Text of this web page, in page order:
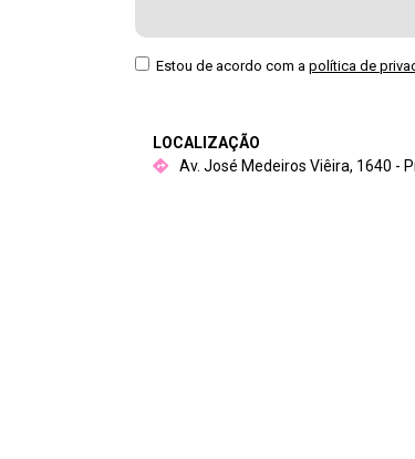
Estou de acordo com a política de
LOCALIZAÇÃO
Av. José Medeiros Viêira, 1640 -